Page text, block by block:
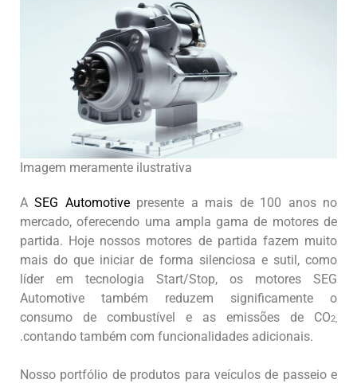
Imagem meramente ilustrativa
ASEG Automotivepresente a mais de 100 anos no
mercado, oferecendo uma ampla gama de motores de
partida. Hoje nossos motores de partida fazem muito
mais do que iniciar de forma silenciosa e sutil, como
líder em tecnologia Start/Stop, os motores SEG
Automotive também reduzem significamente o
consumo de combustível e as emissões de CO2,
.contando também com funcionalidades adicionais.
Nosso portfólio de produtos para veículos de passeio e